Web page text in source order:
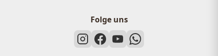
Folge uns